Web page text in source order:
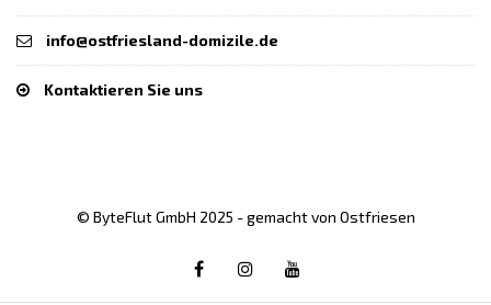
info@ostfriesland-domizile.de
Kontaktieren Sie uns
© ByteFlut GmbH 2025 - gemacht von Ostfriesen